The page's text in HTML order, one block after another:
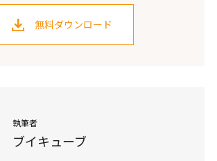
無料ダウンロード
執筆者
ブイキューブ